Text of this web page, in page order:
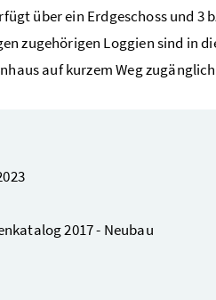
über ein Erdgeschoss und 3
zugehörigen Loggien sind in
auf kurzem Weg
2017 - Neubau